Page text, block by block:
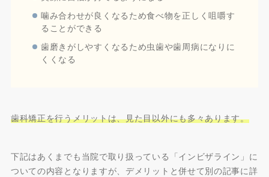
噛み合わせが良くなるため食べ物を正しく咀嚼す
ることができる
歯磨きがしやすくなるため虫歯や歯周病になりに
くくなる
歯科矯正を行うメリットは、見た目以外にも多々あります。
下記はあくまでも当院で取り扱っている「インビザライン」に
ついての内容となりますが、デメリットと併せて別の記事に詳